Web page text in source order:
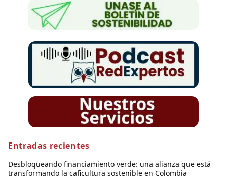
Entradas recientes
Desbloqueando financiamiento verde: una alianza que está
transformando la caficultura sostenible en Colombia